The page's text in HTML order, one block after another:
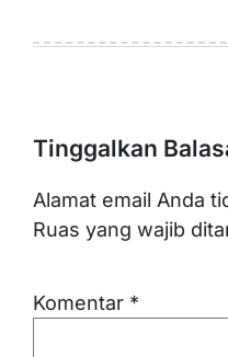
Tinggalkan
Alamat email Anda
Ruas yang wajib
Komentar *